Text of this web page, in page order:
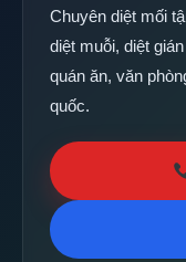
Chuyên diệt mối
diệt muỗi, diệt
quán ăn, văn
quốc.